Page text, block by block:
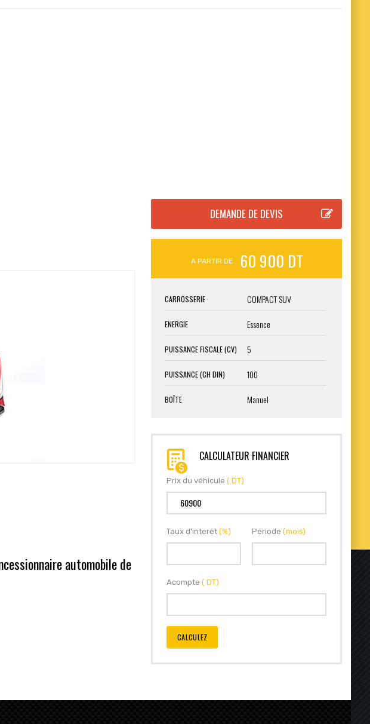
automobile de
A PARTIR DE 60 900 DT
CARROSSERIE COMPACT SUV
ENERGIE Essence
PUISSANCE FISCALE (CV) 5
PUISSANCE (CH DIN) 100
BOÎTE Manuel
CALCULATEUR FINANCIER
Prix du véhicule ( DT)
Taux d'interêt (%) Période (mois)
Acompte ( DT)
CALCULEZ